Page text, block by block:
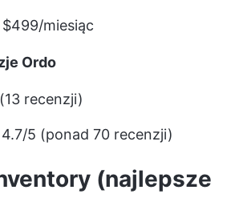
$499/miesiąc
Ordo
recenzji)
4.7/5 (ponad 70 recenzji)
(najlepsze